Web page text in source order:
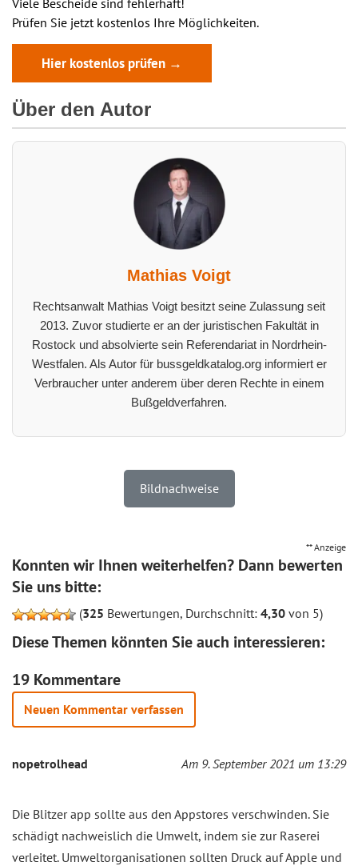
Viele Bescheide sind fehlerhaft!
Prüfen Sie jetzt kostenlos Ihre Möglichkeiten.
Hier kostenlos prüfen →
Über den Autor
Mathias Voigt
Rechtsanwalt Mathias Voigt besitzt seine Zulassung seit
2013. Zuvor studierte er an der juristischen Fakultät in
Rostock und absolvierte sein Referendariat in Nordrhein-
Westfalen. Als Autor für bussgeldkatalog.org informiert er
Verbraucher unter anderem über deren Rechte in einem
Bußgeldverfahren.
Bildnachweise
** Anzeige
Konnten wir Ihnen weiterhelfen? Dann bewerten
Sie uns bitte:
(325 Bewertungen, Durchschnitt: 4,30 von 5)
Diese Themen könnten Sie auch interessieren:
19 Kommentare
Neuen Kommentar verfassen
nopetrolhead Am 9. September 2021 um 13:29
Die Blitzer app sollte aus den Appstores verschwinden. Sie
schädigt nachweislich die Umwelt, indem sie zur Raserei
verleitet. Umweltorganisationen sollten Druck auf Apple und